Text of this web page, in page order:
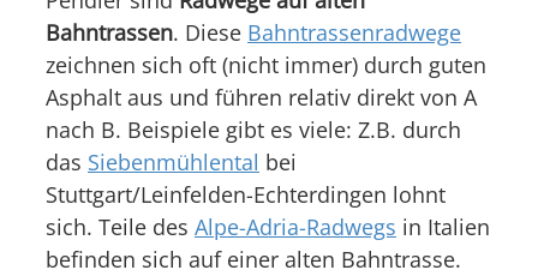
Bahntrassen. Diese Bahntrassenradwege
zeichnen sich oft (nicht immer) durch guten
Asphalt aus und führen relativ direkt von A
nach B. Beispiele gibt es viele: Z.B. durch
das Siebenmühlental bei
Stuttgart/Leinfelden-Echterdingen lohnt
sich. Teile des Alpe-Adria-Radwegs in Italien
befinden sich auf einer alten Bahntrasse.